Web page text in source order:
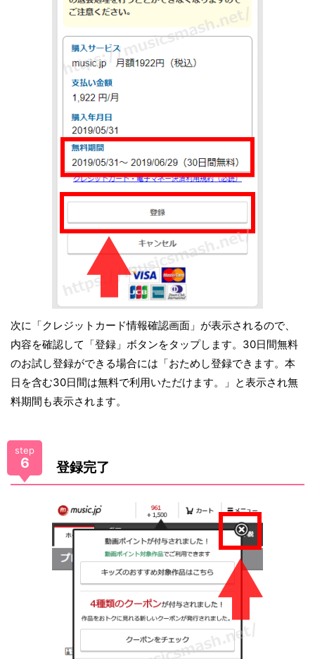
次に「クレジットカード情報確認画面」が表示されるので、
内容を確認して「登録」ボタンをタップします。30日間無料
のお試し登録ができる場合には「おためし登録できます。本
日を含む30日間は無料で利用いただけます。」と表示され無
料期間も表示されます。
step
6 登録完了